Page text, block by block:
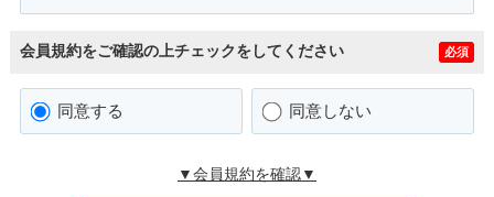
会員規約をご確認の上チェックをしてください 必須
同意する 同意しない
▼会員規約を確認▼